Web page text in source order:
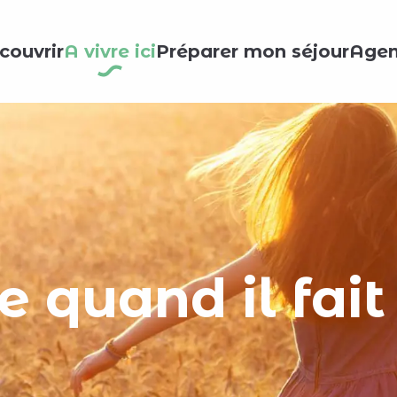
A vivre iciPréparer mon séjour
quand il